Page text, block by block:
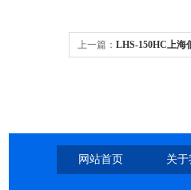
上一篇： LHS-150HC上海
网站首页 关